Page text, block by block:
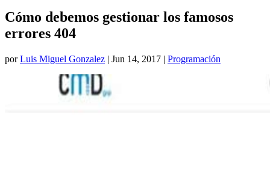
Cómo debemos gestionar los famosos
errores 404
porLuis Miguel Gonzalez | Jun 14, 2017 | Programación